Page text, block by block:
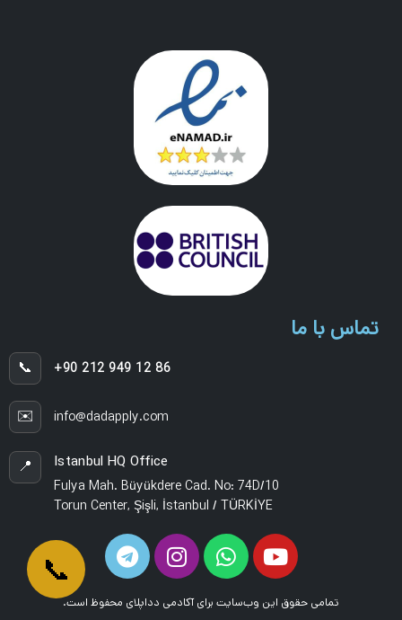
📞
تماس با ما
📞 +90 212 949 12 86
✉️ info@dadapply.com
📍 Istanbul HQ Office
Fulya Mah. Büyükdere Cad. No: 74D/10
Torun Center, Şişli, İstanbul / TÜRKİYE
تمامی حقوق این وب‌سایت برای آکادمی دداپلای محفوظ است.